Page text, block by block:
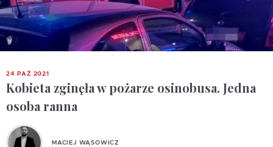
24 PAŹ 2021
Kobieta zginęła w pożarze osinobusa. Jedna
osoba ranna
MACIEJ WĄSOWICZ